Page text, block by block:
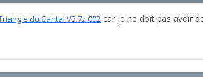
du Cantal V3.7z.002 car je ne doit pas avoir